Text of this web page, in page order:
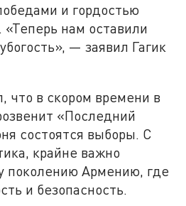
и гордостью
«Теперь нам оставили
— заявил Гагик
что в скором времени в
«Последний
состоятся выборы. С
крайне важно
поколению Армению, где
и безопасность.